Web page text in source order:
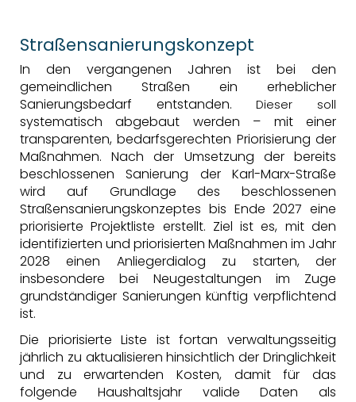
Straßensanierungskonzept
In den vergangenen Jahren ist bei den
gemeindlichen Straßen ein erheblicher
Sanierungsbedarf entstanden.Dieser soll
systematisch abgebaut werden – mit einer
transparenten, bedarfsgerechten Priorisierung der
Maßnahmen. Nach der Umsetzung der bereits
beschlossenen Sanierung der Karl-Marx-Straße
wird auf Grundlage des beschlossenen
Straßensanierungskonzeptes bis Ende 2027 eine
priorisierte Projektliste erstellt. Ziel ist es, mit den
identifizierten und priorisierten Maßnahmen im Jahr
2028 einen Anliegerdialog zu starten, der
insbesondere bei Neugestaltungen im Zuge
grundständiger Sanierungen künftig verpflichtend
ist.
Die priorisierte Liste ist fortan verwaltungsseitig
jährlich zu aktualisieren hinsichtlich der Dringlichkeit
und zu erwartenden Kosten, damit für das
folgende Haushaltsjahr valide Daten als